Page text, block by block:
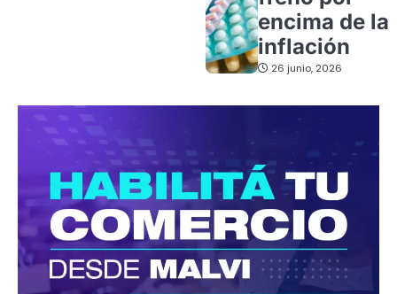
encima de la
inflación
26 junio, 2026